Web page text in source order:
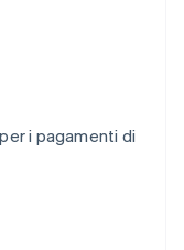
i pagamenti di